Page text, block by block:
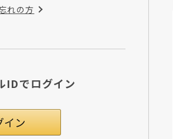
れの方
IDでログイン